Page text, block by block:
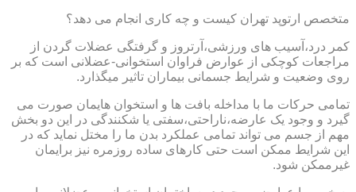
متخصص ارتوپد تهران کیست و چه کاری انجام می دهد؟
کمر درد،آسیب های ورزشی،آرتروز و گرفتگی عضلات گردن از
مراجعات کوچکی از عوارض فراوان استخوانی-عضلانی است که بر
روی وضعیت و شرایط جسمانی بیماران تاثیر میگذارد.
تمامی حرکات ما با مداخله بافت ها و استخوان هایمان صورت می
گیرد و وجود یک عارضه،ناراحتی،سفتی یا شکنندگی در این دو بخش
مهم از جسم می تواند تمامی عملکرد بدن ما را مختل نماید که در
این شرایط ممکن است حتی کارهای ساده روزمره نیز برایمان
غیرممکن شود.